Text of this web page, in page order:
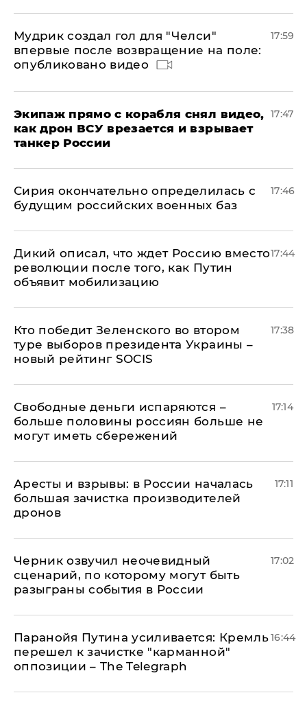
Мудрик создал гол для "Челси"
впервые после возвращение на поле:
опубликовано видео
17:59
Экипаж прямо с корабля снял видео,
как дрон ВСУ врезается и взрывает
танкер России
17:47
Сирия окончательно определилась с
будущим российских военных баз
17:46
Дикий описал, что ждет Россию вместо
революции после того, как Путин
объявит мобилизацию
17:44
Кто победит Зеленского во втором
туре выборов президента Украины –
новый рейтинг SOCIS
17:38
Свободные деньги испаряются –
больше половины россиян больше не
могут иметь сбережений
17:14
Аресты и взрывы: в России началась
большая зачистка производителей
дронов
17:11
Черник озвучил неочевидный
сценарий, по которому могут быть
разыграны события в России
17:02
Паранойя Путина усиливается: Кремль
перешел к зачистке "карманной"
оппозиции – The Telegraph
16:44